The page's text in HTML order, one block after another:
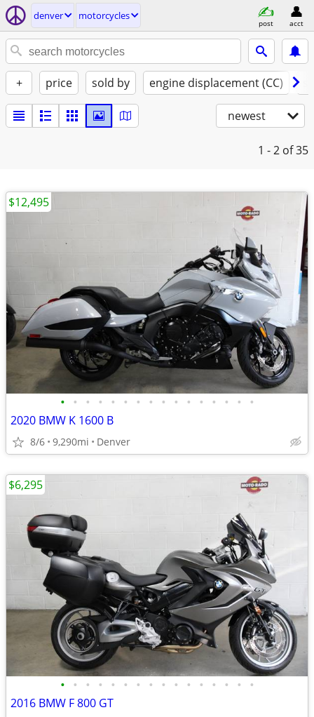
denver motorcycles
post acct
+ price sold by engine displacement (CC)
newest
1 - 2 of 35
• • • • • • • • • • • • • • • •
2020 BMW K 1600 B
8/6 9,290mi Denver
$12,495
• • • • • • • • • • • • • • • •
2016 BMW F 800 GT
$6,295